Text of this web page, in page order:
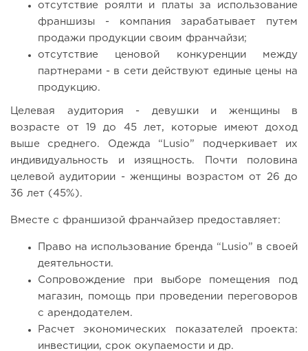
отсутствие роялти и платы за использование
франшизы - компания зарабатывает путем
продажи продукции своим франчайзи;
отсутствие ценовой конкуренции между
партнерами - в сети действуют единые цены на
продукцию.
Целевая аудитория - девушки и женщины в
возрасте от 19 до 45 лет, которые имеют доход
выше среднего. Одежда “Lusio” подчеркивает их
индивидуальность и изящность. Почти половина
целевой аудитории - женщины возрастом от 26 до
36 лет (45%).
Вместе с франшизой франчайзер предоставляет:
Право на использование бренда “Lusio” в своей
деятельности.
Сопровождение при выборе помещения под
магазин, помощь при проведении переговоров
с арендодателем.
Расчет экономических показателей проекта:
инвестиции, срок окупаемости и др.